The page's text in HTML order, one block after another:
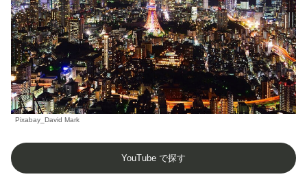
Pixabay_David Mark
YouTube で探す